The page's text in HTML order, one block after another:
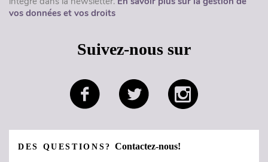
vos données et vos droits
Suivez-nous sur
DES QUESTIONS?Contactez-nous!